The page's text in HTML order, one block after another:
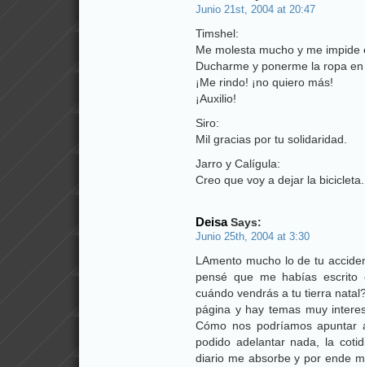
Junio 21st, 2004 at 20:47
Timshel:
Me molesta mucho y me
Ducharme y ponerme la ropa
¡Me rindo! ¡no quiero más!
¡Auxilio!
Siro:
Mil gracias por tu solidaridad.
Jarro y Calígula:
Creo que voy a dejar la bicicleta.
DeisaSays:
Junio 25th, 2004 at 3:30
LAmento mucho lo de tu
pensé que me habías
cuándo vendrás a tu tierra
página y hay temas muy
Cómo nos podríamos
podido adelantar nada, la
diario me absorbe y por ende